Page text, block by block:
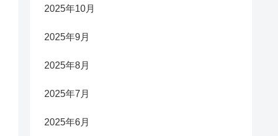
2025年10月
2025年9月
2025年8月
2025年7月
2025年6月